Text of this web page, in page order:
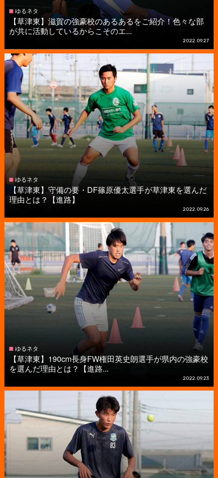
ゆるネタ
【草津東】滋賀の強豪校のあるあるをご紹介！色々な部
が共に活動しているからこそのエ...
2022.09.27
ゆるネタ
【草津東】守備の要・DF篠原優太選手が草津東を選んだ
理由とは？【進路】
2022.09.26
ゆるネタ
【草津東】190cm長身FW権田英史朗選手が県内の強豪校
を選んだ理由とは？【進路...
2022.09.23